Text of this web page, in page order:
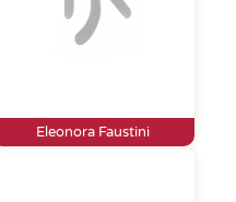
Eleonora Faustini